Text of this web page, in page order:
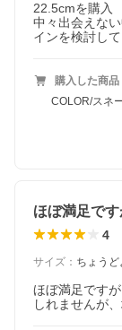
22.5cmを購入
中々出会えな
インを検討し
購入した商品
COLOR/スネ
4
サイズ ： ちょうど
ほぼ満足です
しれませんが